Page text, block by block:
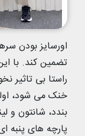
اورسایز بودن
تضمین کند. با
راستا بی تاثیر
خنک می شود،
بندد، شانتون و
پارچه های پنبه